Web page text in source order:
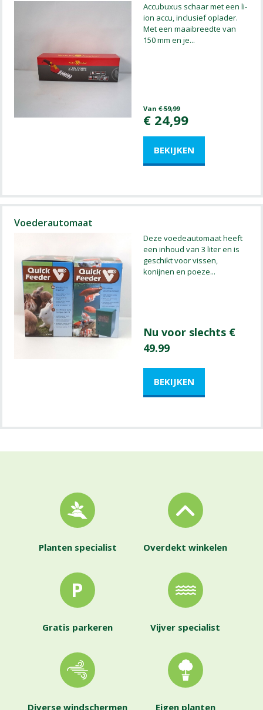
Accubuxus schaar met een li-
ion accu, inclusief oplader.
Met een maaibreedte van
150 mm en je...
Van € 59,99
€ 24,99
Voederautomaat
Deze voedeautomaat heeft
een inhoud van 3 liter en is
geschikt voor vissen,
konijnen en poeze...
Nu voor slechts €
49.99
Planten specialist Overdekt winkelen
Gratis parkeren Vijver specialist
Diverse windschermen Eigen planten